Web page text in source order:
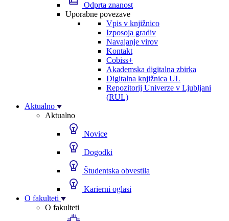
Odprta znanost
Uporabne povezave
Vpis v knjižnico
Izposoja gradiv
Navajanje virov
Kontakt
Cobiss+
Akademska digitalna zbirka
Digitalna knjižnica UL
Repozitorij Univerze v Ljubljani
(RUL)
Aktualno
Aktualno
Novice
Dogodki
Študentska obvestila
Karierni oglasi
O fakulteti
O fakulteti